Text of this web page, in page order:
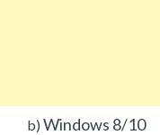
b) Windows 8/10